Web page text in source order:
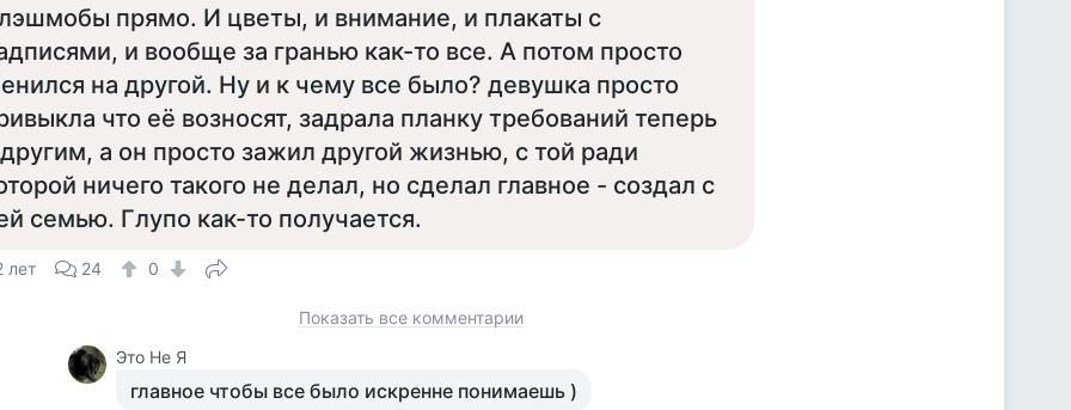
прямо. И цветы, и внимание, и плакаты с
и вообще за гранью как-то все. А потом просто
на другой. Ну и к чему все было? девушка просто
что её возносят, задрала планку требований теперь
а он просто зажил другой жизнью, с той ради
ничего такого не делал, но сделал главное - создал с
семью. Глупо как-то получается.
лет 24 0
Показать все комментарии
Это Не Я
главное чтобы все было искренне понимаешь )